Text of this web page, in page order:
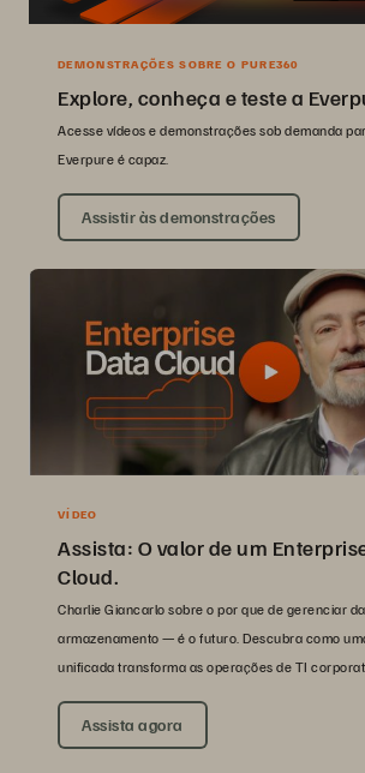
DEMONSTRAÇÕES SOBRE O PURE360
Explore, conheça e teste a
Acesse vídeos e demonstrações sob demanda
Everpure é capaz.
Assistir às demonstrações
VÍDEO
Assista: O valor de um
Cloud.
Charlie Giancarlo sobre o por que de gerenciar
armazenamento — é o futuro. Descubra como
unificada transforma as operações de TI
Assista agora